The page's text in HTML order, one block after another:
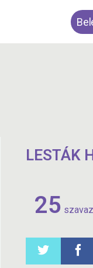
LESTÁK
25